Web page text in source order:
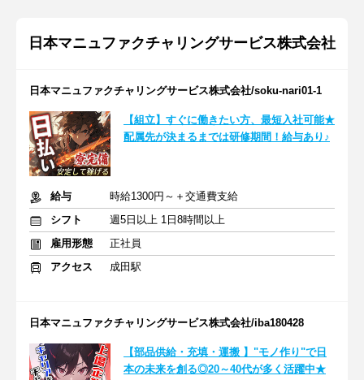
日本マニュファクチャリングサービス株式会社
日本マニュファクチャリングサービス株式会社/soku-nari01-1
【組立】すぐに働きたい方、最短入社可能★
配属先が決まるまでは研修期間！給与あり♪
給与
時給1300円～＋交通費支給
シフト
週5日以上 1日8時間以上
雇用形態
正社員
アクセス
成田駅
日本マニュファクチャリングサービス株式会社/iba180428
【部品供給・充填・運搬 】"モノ作り"で日
本の未来を創る◎20～40代が多く活躍中★